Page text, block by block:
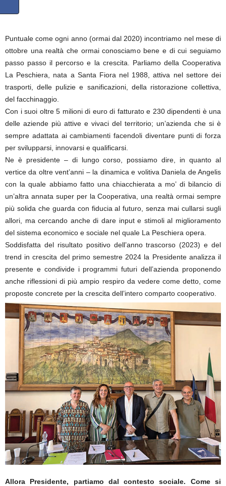
****
Puntuale come ogni anno (ormai dal 2020) incontriamo nel mese di
ottobre una realtà che ormai conosciamo bene e di cui seguiamo
passo passo il percorso e la crescita. Parliamo della Cooperativa
La Peschiera, nata a Santa Fiora nel 1988, attiva nel settore dei
trasporti, delle pulizie e sanificazioni, della ristorazione collettiva,
del facchinaggio.
Con i suoi oltre 5 milioni di euro di fatturato e 230 dipendenti è una
delle aziende più attive e vivaci del territorio; un’azienda che si è
sempre adattata ai cambiamenti facendoli diventare punti di forza
per svilupparsi, innovarsi e qualificarsi.
Ne è presidente – di lungo corso, possiamo dire, in quanto al
vertice da oltre vent’anni – la dinamica e volitiva Daniela de Angelis
con la quale abbiamo fatto una chiacchierata a mo’ di bilancio di
un’altra annata super per la Cooperativa, una realtà ormai sempre
più solida che guarda con fiducia al futuro, senza mai cullarsi sugli
allori, ma cercando anche di dare input e stimoli al miglioramento
del sistema economico e sociale nel quale La Peschiera opera.
Soddisfatta del risultato positivo dell’anno trascorso (2023) e del
trend in crescita del primo semestre 2024 la Presidente analizza il
presente e condivide i programmi futuri dell’azienda proponendo
anche riflessioni di più ampio respiro da vedere come detto, come
proposte concrete per la crescita dell’intero comparto cooperativo.
Allora Presidente, partiamo dal contesto sociale. Come si